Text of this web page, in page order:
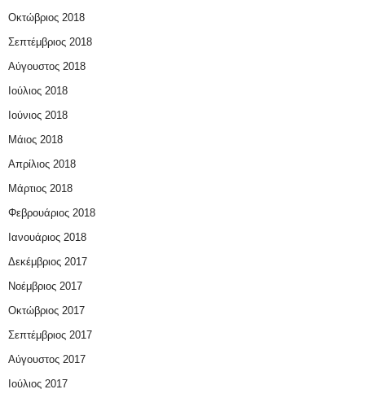
Οκτώβριος 2018
Σεπτέμβριος 2018
Αύγουστος 2018
Ιούλιος 2018
Ιούνιος 2018
Μάιος 2018
Απρίλιος 2018
Μάρτιος 2018
Φεβρουάριος 2018
Ιανουάριος 2018
Δεκέμβριος 2017
Νοέμβριος 2017
Οκτώβριος 2017
Σεπτέμβριος 2017
Αύγουστος 2017
Ιούλιος 2017